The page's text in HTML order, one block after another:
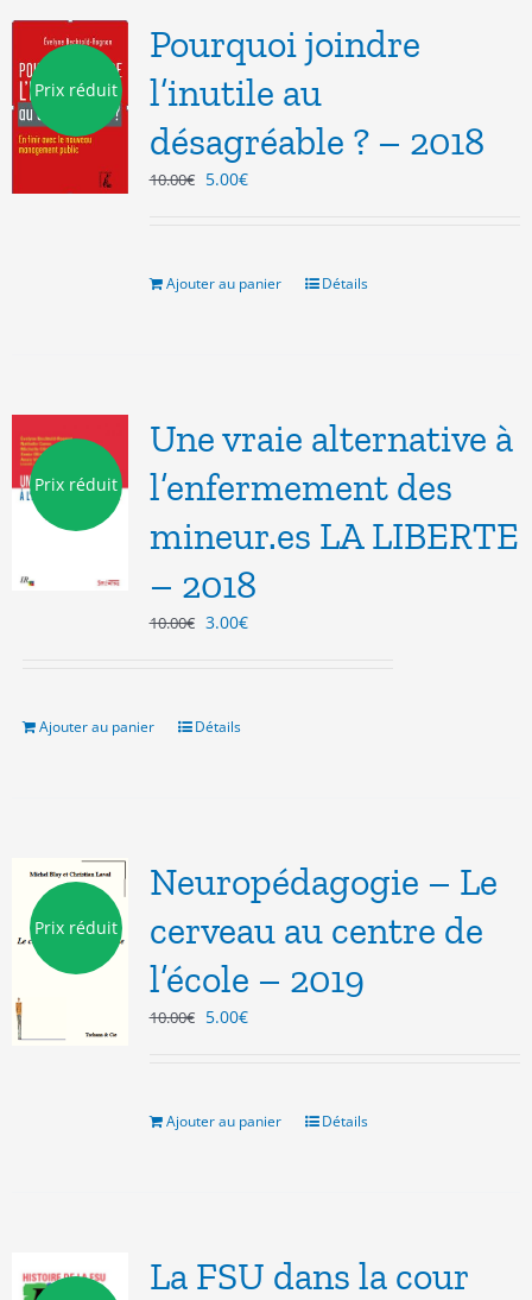
Prix réduit
Pourquoi joindre
l’inutile au
désagréable ? – 2018
10.00€ Le
10.00€.
5.00€Le
5.00€.
Ajouter au panier Détails
Prix réduit
Une vraie alternative à
l’enfermement des
mineur.es LA LIBERTE
– 2018
10.00€ Le
10.00€.
3.00€Le
Ajouter au panier Détails
Prix réduit
Neuropédagogie – Le
cerveau au centre de
l’école – 2019
10.00€ Le
10.00€.
5.00€Le
5.00€.
Ajouter au panier Détails
La FSU dans la cour